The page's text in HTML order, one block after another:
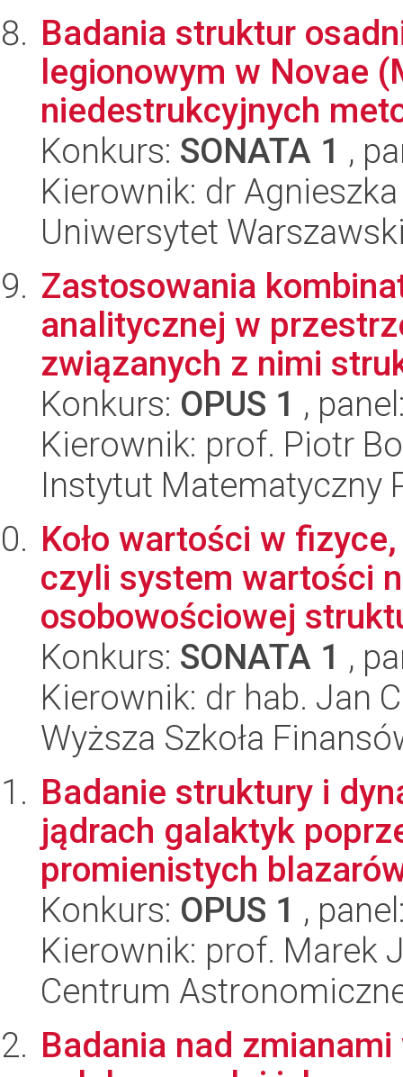
Badania struktur
legionowym w Novae
niedestrukcyjnych
Konkurs: SONATA 1 ,
Kierownik: dr
Uniwersytet
Zastosowania
analitycznej w
związanych z nimi
Konkurs: OPUS 1 ,
Kierownik: prof. Piotr
Instytut Matematyczny
Koło wartości w
czyli system wartości
osobowościowej
Konkurs: SONATA 1 ,
Kierownik: dr hab. Jan
Wyższa Szkoła
Badanie struktury i
jądrach galaktyk
promienistych
Konkurs: OPUS 1 ,
Kierownik: prof. Marek
Centrum
Badania nad